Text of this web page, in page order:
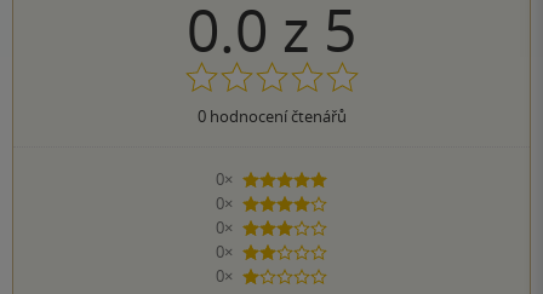
0.0 z 5
0hodnocení čtenářů
0×
5 hvězdiček
0×
4 hvězdičky
0×
3 hvězdičky
0×
2 hvězdičky
0×
1 hvezdička